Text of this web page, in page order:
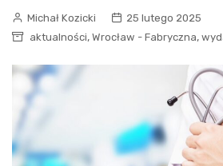
Michał Kozicki
25 lutego 2025
aktualności, Wrocław - Fabryczna,